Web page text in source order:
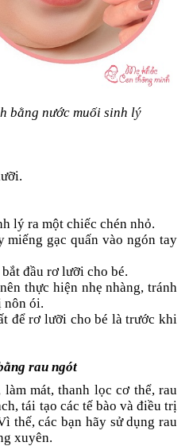
bằng nước muối sinh lý
lý ra một chiếc chén nhỏ.
miếng gạc quấn vào ngón tay
đầu rơ lưỡi cho bé.
thực hiện nhẹ nhàng, tránh
nôn ói.
để rơ lưỡi cho bé là trước khi
rau ngót
mát, thanh lọc cơ thể, rau
tái tạo các tế bào và điều trị
thế, các bạn hãy sử dụng rau
xuyên.